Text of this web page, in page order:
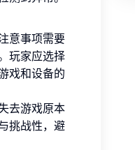
意事项需要
玩家应选择
戏和设备的
去游戏原本
挑战性，避